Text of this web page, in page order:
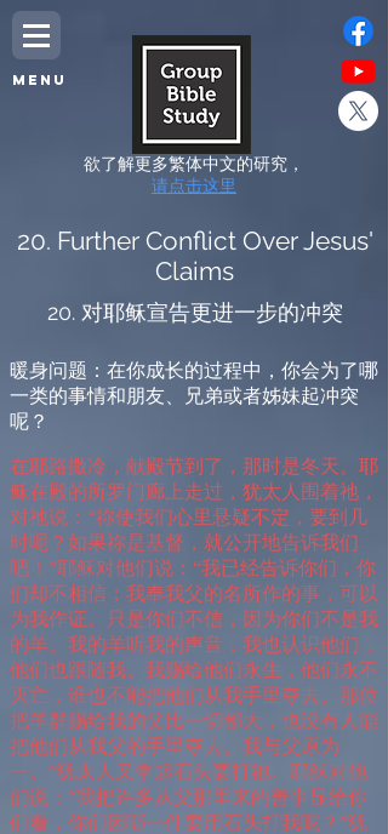
MENU
20. Further Conflict Over Jesus'
Claims
20. 对耶稣宣告更进一步的冲突
暖身问题：在你成长的过程中，你会为了哪
一类的事情和朋友、兄弟或者姊妹起冲突
呢？
在耶路撒冷，献殿节到了，那时是冬天。耶
稣在殿的所罗门廊上走过，犹太人围着祂，
对祂说：“祢使我们心里悬疑不定，要到几
时呢？如果祢是基督，就公开地告诉我们
吧！”耶稣对他们说：“我已经告诉你们，你
们却不相信；我奉我父的名所作的事，可以
为我作证。只是你们不信，因为你们不是我
的羊。我的羊听我的声音，我也认识他们，
他们也跟随我。我赐给他们永生，他们永不
灭亡，谁也不能把他们从我手里夺去。那位
把羊群赐给我的父比一切都大，也没有人能
把他们从我父的手里夺去。我与父原为
一。”犹太人又拿起石头要打祂。耶稣对他
们说：“我把许多从父那里来的善事显给你
们看，你们因哪一件要用石头打我呢？”犹
欲了解更多繁体中文的研究，
请点击这里